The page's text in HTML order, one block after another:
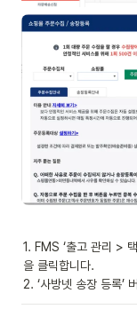
1. FMS ‘출고 관리 >
을 클릭합니다.
2. ‘사방넷 송장 등록’